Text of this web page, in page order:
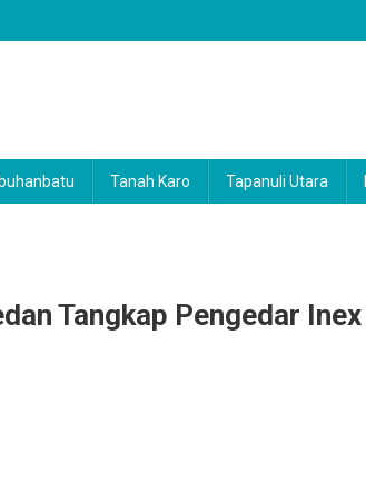
Tanah Karo Tapanuli Utara
Tangkap Pengedar Inex